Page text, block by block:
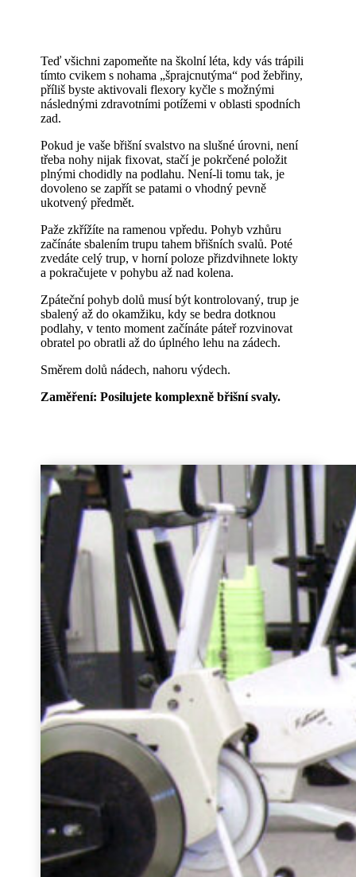
Teď všichni zapomeňte na školní léta, kdy vás trápili
tímto cvikem s nohama „šprajcnutýma“ pod žebřiny,
příliš byste aktivovali flexory kyčle s možnými
následnými zdravotními potížemi v oblasti spodních
zad.
Pokud je vaše břišní svalstvo na slušné úrovni, není
třeba nohy nijak fixovat, stačí je pokrčené položit
plnými chodidly na podlahu. Není-li tomu tak, je
dovoleno se zapřít se patami o vhodný pevně
ukotvený předmět.
Paže zkřížíte na ramenou vpředu. Pohyb vzhůru
začínáte sbalením trupu tahem břišních svalů. Poté
zvedáte celý trup, v horní poloze přizdvihnete lokty
a pokračujete v pohybu až nad kolena.
Zpáteční pohyb dolů musí být kontrolovaný, trup je
sbalený až do okamžiku, kdy se bedra dotknou
podlahy, v tento moment začínáte páteř rozvinovat
obratel po obratli až do úplného lehu na zádech.
Směrem dolů nádech, nahoru výdech.
Zaměření: Posilujete komplexně břišní svaly.